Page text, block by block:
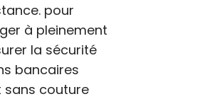
pour
à pleinement
la sécurité
bancaires
sans couture